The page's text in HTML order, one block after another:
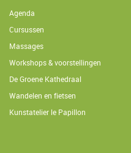
Agenda
Cursussen
Massages
Workshops & voorstellingen
De Groene Kathedraal
Wandelen en fietsen
Kunstatelier le Papillon